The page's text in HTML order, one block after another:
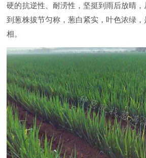
硬的抗逆性、耐涝性，坚挺到雨后放晴
到葱株拔节匀称，葱白紧实，叶色浓绿
相。